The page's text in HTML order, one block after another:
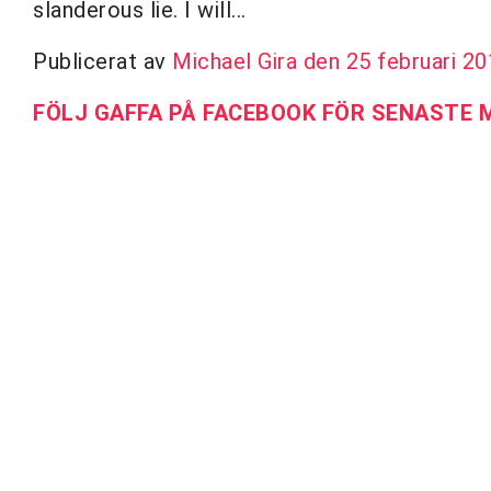
slanderous lie. I will...
Publicerat av Michael Gira den 25 februari
FÖLJ GAFFA PÅ FACEBOOK FÖR SENASTE